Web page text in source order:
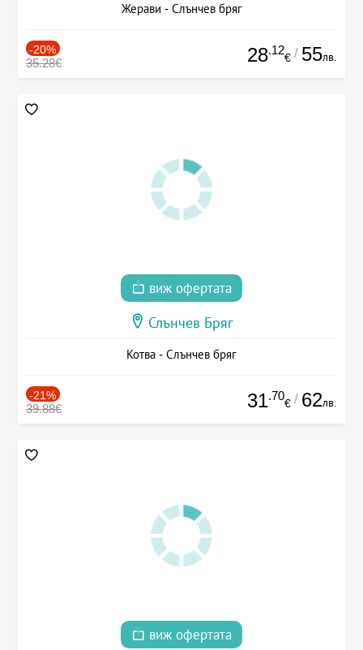
Жерави - Слънчев бряг
-20%
35.28€ 28.12
€ / 55лв.
виж офертата
Слънчев Бряг
Котва - Слънчев бряг
-21%
39.88€ 31.70
€ / 62лв.
виж офертата